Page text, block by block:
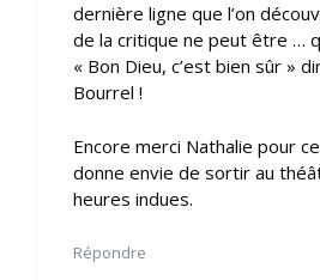
dernière ligne que l’on
de la critique ne peut être …
« Bon Dieu, c’est bien sûr »
Bourrel !
Encore merci Nathalie pour
donne envie de sortir au
heures indues.
Répondre